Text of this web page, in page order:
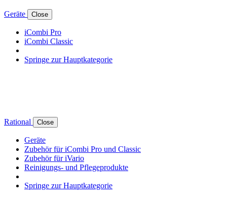
Geräte Close
iCombi Pro
iCombi Classic
Springe zur Hauptkategorie
Rational Close
Geräte
Zubehör für iCombi Pro und Classic
Zubehör für iVario
Reinigungs- und Pflegeprodukte
Springe zur Hauptkategorie